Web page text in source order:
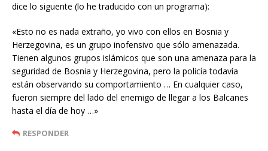
dice lo siguente (lo he traducido con un programa):
«Esto no es nada extraño, yo vivo con ellos en Bosnia y
Herzegovina, es un grupo inofensivo que sólo amenazada.
Tienen algunos grupos islámicos que son una amenaza para la
seguridad de Bosnia y Herzegovina, pero la policía todavía
están observando su comportamiento … En cualquier caso,
fueron siempre del lado del enemigo de llegar a los Balcanes
hasta el día de hoy …»
RESPONDER